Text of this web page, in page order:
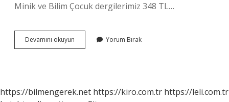
Minik ve Bilim Çocuk dergilerimiz 348 TL…
Devamını okuyun
Ve
Yorum Bırak
https://bilmengerek.net https://kiro.com.tr https://leli.com.tr